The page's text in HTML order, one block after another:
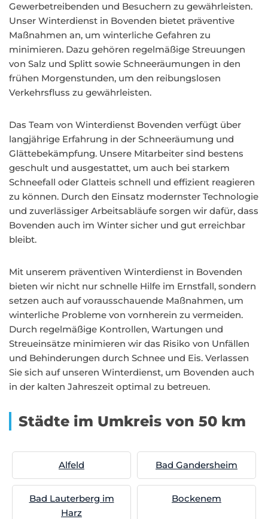
Gewerbetreibenden und Besuchern zu gewährleisten.
Unser Winterdienst in Bovenden bietet präventive
Maßnahmen an, um winterliche Gefahren zu
minimieren. Dazu gehören regelmäßige Streuungen
von Salz und Splitt sowie Schneeräumungen in den
frühen Morgenstunden, um den reibungslosen
Verkehrsfluss zu gewährleisten.
Das Team von Winterdienst Bovenden verfügt über
langjährige Erfahrung in der Schneeräumung und
Glättebekämpfung. Unsere Mitarbeiter sind bestens
geschult und ausgestattet, um auch bei starkem
Schneefall oder Glatteis schnell und effizient reagieren
zu können. Durch den Einsatz modernster Technologie
und zuverlässiger Arbeitsabläufe sorgen wir dafür, dass
Bovenden auch im Winter sicher und gut erreichbar
bleibt.
Mit unserem präventiven Winterdienst in Bovenden
bieten wir nicht nur schnelle Hilfe im Ernstfall, sondern
setzen auch auf vorausschauende Maßnahmen, um
winterliche Probleme von vornherein zu vermeiden.
Durch regelmäßige Kontrollen, Wartungen und
Streueinsätze minimieren wir das Risiko von Unfällen
und Behinderungen durch Schnee und Eis. Verlassen
Sie sich auf unseren Winterdienst, um Bovenden auch
in der kalten Jahreszeit optimal zu betreuen.
Städte im Umkreis von 50 km
Alfeld Bad Gandersheim
Bad Lauterberg im
Harz
Bockenem